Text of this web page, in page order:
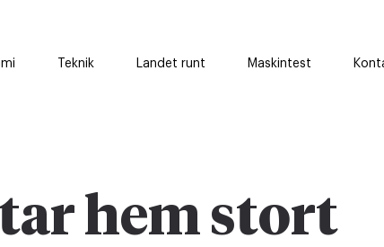
Teknik Landet runt Maskintest
hem stort